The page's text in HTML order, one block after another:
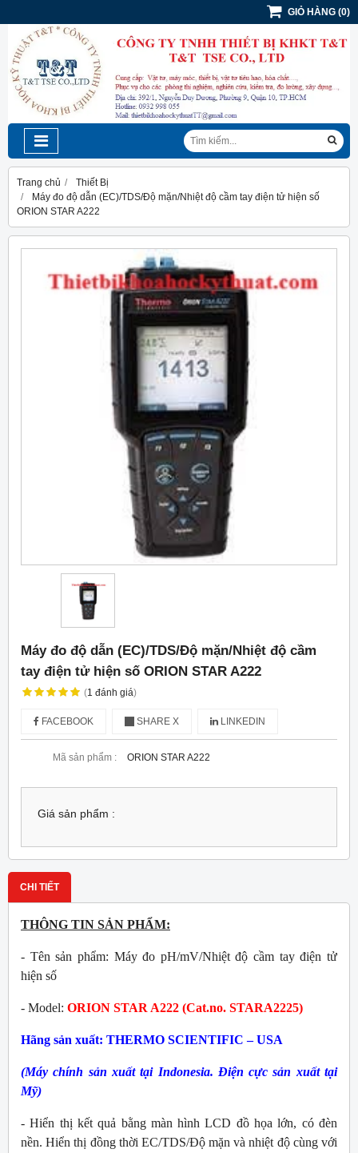
GIỎ HÀNG (0)
Trang chủ
Thiết Bị
Máy đo độ dẫn (EC)/TDS/Độ mặn/Nhiệt độ cầm tay điện tử hiện số
ORION STAR A222
Máy đo độ dẫn (EC)/TDS/Độ mặn/Nhiệt độ cầm
tay điện tử hiện số ORION STAR A222
(1 đánh giá)
FACEBOOK SHARE X LINKEDIN
Mã sản phẩm : ORION STAR A222
Giá sản phẩm :
CHI TIẾT
THÔNG TIN SẢN PHẨM:
- Tên sản phẩm: Máy đo pH/mV/Nhiệt độ cầm tay điện tử
hiện số
- Model: ORION STAR A222 (Cat.no. STARA2225)
Hãng sản xuất: THERMO SCIENTIFIC – USA
(Máy chính sản xuất tại Indonesia. Điện cực sản xuất tại
Mỹ)
- Hiển thị kết quả bằng màn hình LCD đồ họa lớn, có đèn
nền. Hiển thị đồng thời EC/TDS/Độ mặn và nhiệt độ cùng với